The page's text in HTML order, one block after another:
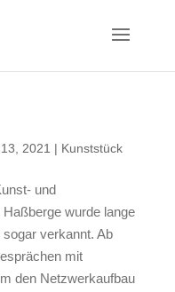
2021 | Kunststück
und
wurde lange
verkannt. Ab
mit
den Netzwerkaufbau